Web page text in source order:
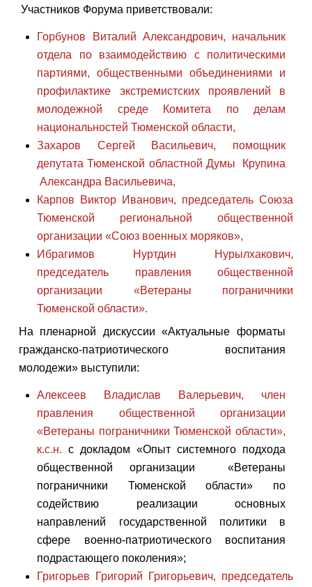
Участников Форума приветствовали:
Горбунов Виталий Александрович, начальник
отдела по взаимодействию с политическими
партиями, общественными объединениями и
профилактике экстремистских проявлений в
молодежной среде Комитета по делам
национальностей Тюменской области,
Захаров Сергей Васильевич, помощник
депутата Тюменской областной Думы Крупина
Александра Васильевича,
Карпов Виктор Иванович, председатель Союза
Тюменской региональной общественной
организации «Союз военных моряков»,
Ибрагимов Нуртдин Нурылхакович,
председатель правления общественной
организации «Ветераны пограничники
Тюменской области».
На пленарной дискуссии «Актуальные форматы
гражданско-патриотического воспитания
молодежи» выступили:
Алексеев Владислав Валерьевич, член
правления общественной организации
«Ветераны пограничники Тюменской области»,
к.с.н.
с докладом «Опыт системного подхода
общественной организации «Ветераны
пограничники Тюменской области» по
содействию реализации основных
направлений государственной политики в
сфере военно-патриотического воспитания
подрастающего поколения»;
Григорьев Григорий Григорьевич, председатель